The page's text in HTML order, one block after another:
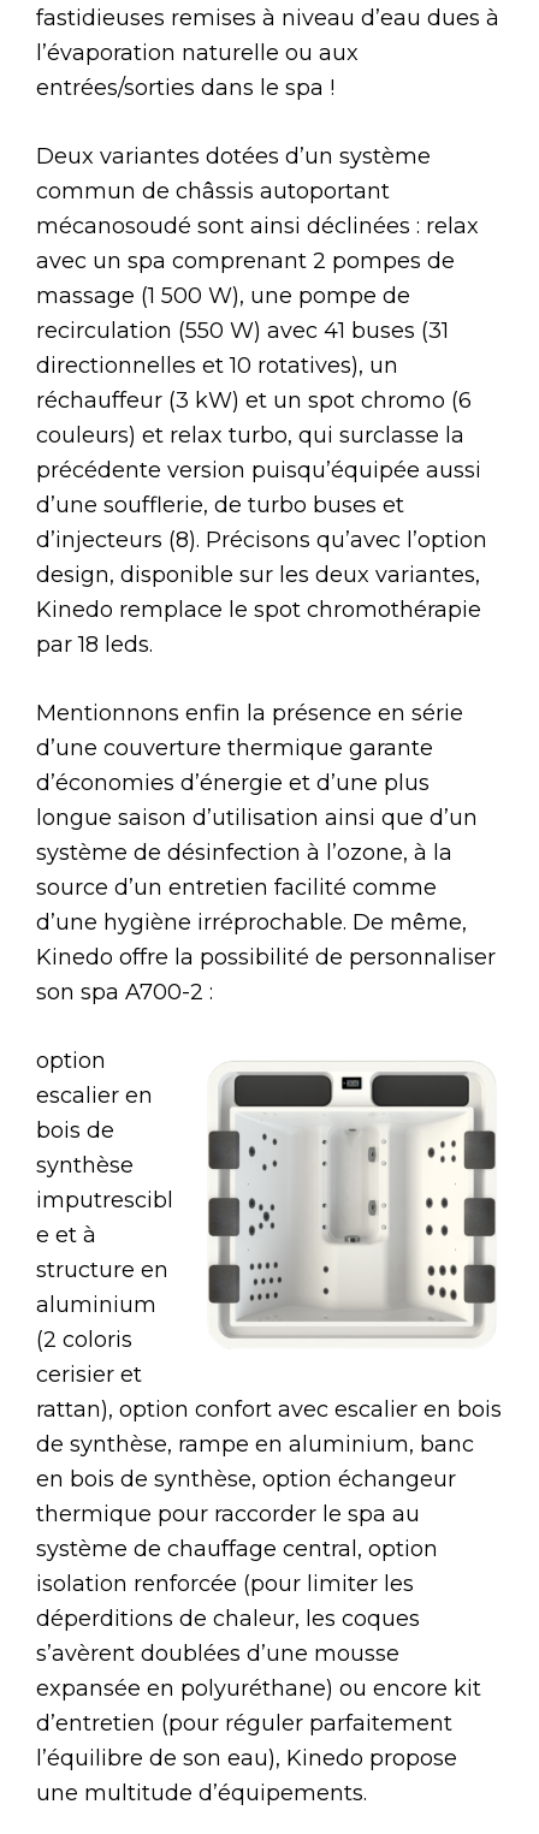
fastidieuses remises à niveau d’eau dues à
l’évaporation naturelle ou aux
entrées/sorties dans le spa !
Deux variantes dotées d’un système
commun de châssis autoportant
mécanosoudé sont ainsi déclinées : relax
avec un spa comprenant 2 pompes de
massage (1 500 W), une pompe de
recirculation (550 W) avec 41 buses (31
directionnelles et 10 rotatives), un
réchauffeur (3 kW) et un spot chromo (6
couleurs) et relax turbo, qui surclasse la
précédente version puisqu’équipée aussi
d’une soufflerie, de turbo buses et
d’injecteurs (8). Précisons qu’avec l’option
design, disponible sur les deux variantes,
Kinedo remplace le spot chromothérapie
par 18 leds.
Mentionnons enfin la présence en série
d’une couverture thermique garante
d’économies d’énergie et d’une plus
longue saison d’utilisation ainsi que d’un
système de désinfection à l’ozone, à la
source d’un entretien facilité comme
d’une hygiène irréprochable. De même,
Kinedo offre la possibilité de personnaliser
son spa A700-2 :
option
escalier en
bois de
synthèse
imputrescibl
e et à
structure en
aluminium
(2 coloris
cerisier et
rattan), option confort avec escalier en bois
de synthèse, rampe en aluminium, banc
en bois de synthèse, option échangeur
thermique pour raccorder le spa au
système de chauffage central, option
isolation renforcée (pour limiter les
déperditions de chaleur, les coques
s’avèrent doublées d’une mousse
expansée en polyuréthane) ou encore kit
d’entretien (pour réguler parfaitement
l’équilibre de son eau), Kinedo propose
une multitude d’équipements.